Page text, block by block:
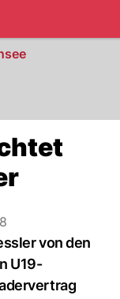
von den
U19-